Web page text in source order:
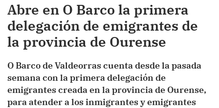
Abre en O Barco la primera
delegación de emigrantes de
la provincia de Ourense
O Barco de Valdeorras cuenta desde la pasada
semana con la primera delegación de
emigrantes creada en la provincia de Ourense,
para atender a los inmigrantes y emigrantes